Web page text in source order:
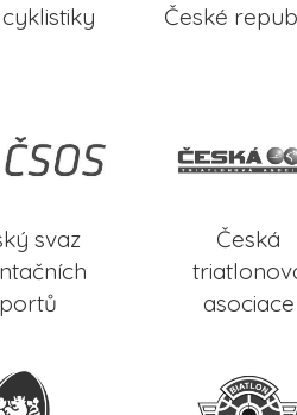
České
svaz
Česká
asociace